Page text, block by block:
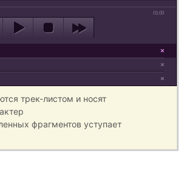
01:00
×
×
×
трек-листом и носят
фрагментов уступает